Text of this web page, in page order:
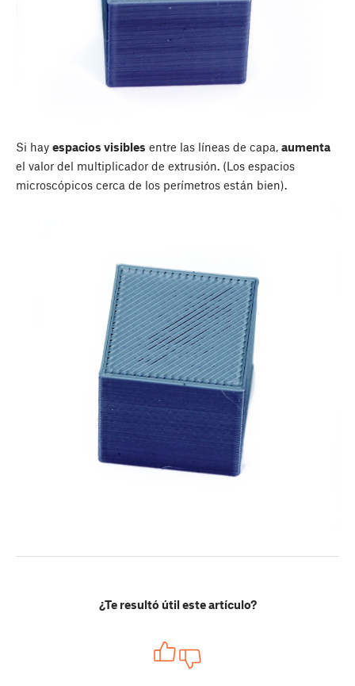
Si hay espacios visibles entre las líneas de capa, aumenta
el valor del multiplicador de extrusión. (Los espacios
microscópicos cerca de los perímetros están bien).
¿Te resultó útil este artículo?